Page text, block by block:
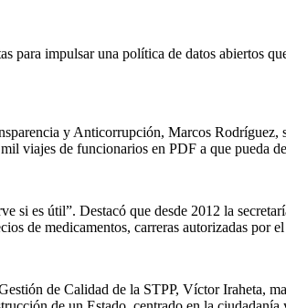
para impulsar una política de datos abiertos
y Anticorrupción, Marcos
viajes de funcionarios en PDF a que pueda
si es útil”. Destacó que desde 2012 la
de medicamentos, carreras autorizadas por
de Calidad de la STPP, Víctor Iraheta,